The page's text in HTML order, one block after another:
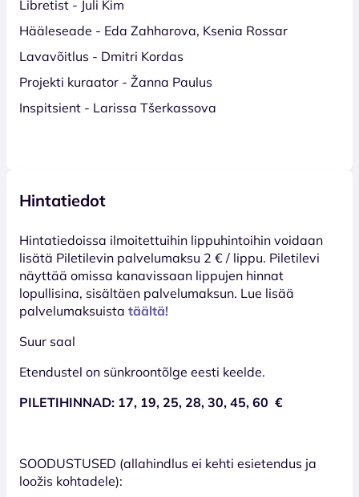
Libretist - Juli Kim
Hääleseade - Eda Zahharova, Ksenia Rossar
Lavavõitlus - Dmitri Kordas
Projekti kuraator - Žanna Paulus
Inspitsient - Larissa Tšerkassova
Hintatiedot
Hinta­tiedoissa ilmoitettuihin lippuhintoihin voidaan
lisätä Piletilevin palvelumaksu 2 € / lippu. Piletilevi
näyttää omissa kanavissaan lippujen hinnat
lopullisina, sisältäen palvelumaksun. Lue lisää
palvelumaksuista täältä!
Suur saal
Etendustel on sünkroontõlge eesti keelde.
PILETIHINNAD: 17, 19, 25, 28, 30, 45, 60 €
SOODUSTUSED (allahindlus ei kehti esietendus ja
loožis kohtadele):